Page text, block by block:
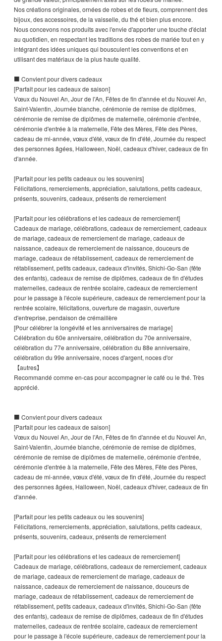
Nos créations originales, ornées de robes et de fleurs, comprennent des
bijoux, des accessoires, de la vaisselle, du thé et bien plus encore.
Nous concevons nos produits avec l'envie d'apporter une touche d'éclat
au quotidien, en respectant les traditions des robes de mariée tout en y
intégrant des idées uniques qui bousculent les conventions et en
utilisant des matériaux de la plus haute qualité.
■ Convient pour divers cadeaux
[Parfait pour les cadeaux de saison]
Vœux du Nouvel An, Jour de l'An, Fêtes de fin d'année et du Nouvel An,
Saint-Valentin, Journée blanche, cérémonie de remise de diplômes,
cérémonie de remise de diplômes de maternelle, cérémonie d'entrée,
cérémonie d'entrée à la maternelle, Fête des Mères, Fête des Pères,
cadeau de mi-année, vœux d'été, vœux de fin d'été, Journée du respect
des personnes âgées, Halloween, Noël, cadeaux d'hiver, cadeaux de fin
d'année.
[Parfait pour les petits cadeaux ou les souvenirs]
Félicitations, remerciements, appréciation, salutations, petits cadeaux,
présents, souvenirs, cadeaux, présents de remerciement
[Parfait pour les célébrations et les cadeaux de remerciement]
Cadeaux de mariage, célébrations, cadeaux de remerciement, cadeaux
de mariage, cadeaux de remerciement de mariage, cadeaux de
naissance, cadeaux de remerciement de naissance, douceurs de
mariage, cadeaux de rétablissement, cadeaux de remerciement de
rétablissement, petits cadeaux, cadeaux d'invités, Shichi-Go-San (fête
des enfants), cadeaux de remise de diplômes, cadeaux de fin d'études
maternelles, cadeaux de rentrée scolaire, cadeaux de remerciement
pour le passage à l'école supérieure, cadeaux de remerciement pour la
rentrée scolaire, félicitations, ouverture de magasin, ouverture
d'entreprise, pendaison de crémaillère
[Pour célébrer la longévité et les anniversaires de mariage]
Célébration du 60e anniversaire, célébration du 70e anniversaire,
célébration du 77e anniversaire, célébration du 88e anniversaire,
célébration du 99e anniversaire, noces d'argent, noces d'or
【autres】
Recommandé comme en-cas pour accompagner le café ou le thé. Très
apprécié.
■ Convient pour divers cadeaux
[Parfait pour les cadeaux de saison]
Vœux du Nouvel An, Jour de l'An, Fêtes de fin d'année et du Nouvel An,
Saint-Valentin, Journée blanche, cérémonie de remise de diplômes,
cérémonie de remise de diplômes de maternelle, cérémonie d'entrée,
cérémonie d'entrée à la maternelle, Fête des Mères, Fête des Pères,
cadeau de mi-année, vœux d'été, vœux de fin d'été, Journée du respect
des personnes âgées, Halloween, Noël, cadeaux d'hiver, cadeaux de fin
d'année.
[Parfait pour les petits cadeaux ou les souvenirs]
Félicitations, remerciements, appréciation, salutations, petits cadeaux,
présents, souvenirs, cadeaux, présents de remerciement
[Parfait pour les célébrations et les cadeaux de remerciement]
Cadeaux de mariage, célébrations, cadeaux de remerciement, cadeaux
de mariage, cadeaux de remerciement de mariage, cadeaux de
naissance, cadeaux de remerciement de naissance, douceurs de
mariage, cadeaux de rétablissement, cadeaux de remerciement de
rétablissement, petits cadeaux, cadeaux d'invités, Shichi-Go-San (fête
des enfants), cadeaux de remise de diplômes, cadeaux de fin d'études
maternelles, cadeaux de rentrée scolaire, cadeaux de remerciement
pour le passage à l'école supérieure, cadeaux de remerciement pour la